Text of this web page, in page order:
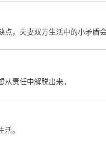
，夫妻双方生活中的小矛盾
责任中解脱出来。
。